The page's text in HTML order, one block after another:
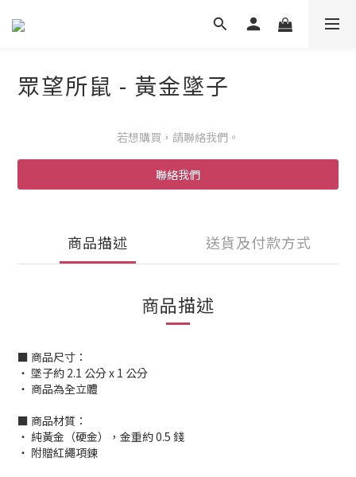
眾望所鼠 - 黃金墜子
若想購買，請聯絡我們。
聯絡我們
商品描述 送貨及付款方式
商品描述
■ 商品尺寸：
‧ 墜子約 2.1 公分 x 1 公分
‧ 商品為全立體
■ 商品材質：
‧ 純黃金（硬金），金重約 0.5 錢
‧ 附贈紅繩項鍊